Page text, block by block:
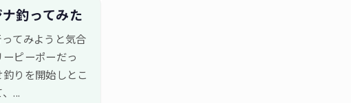
釣ってみた
てみようと気合
ピーポーだっ
りを開始しとこ
...